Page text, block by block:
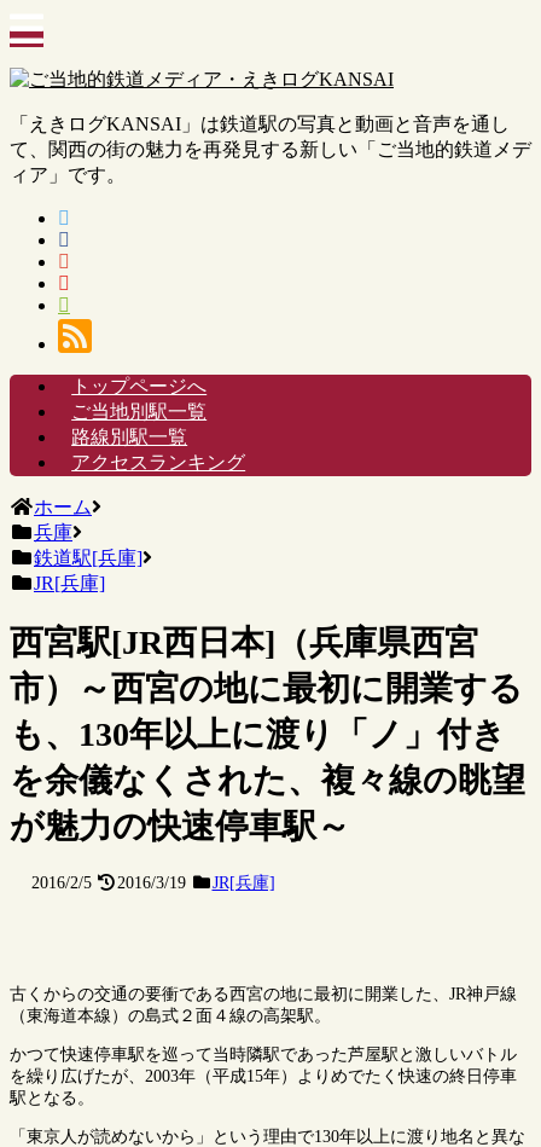
「えきログKANSAI」は鉄道駅の写真と動画と音声を通し
て、関西の街の魅力を再発見する新しい「ご当地的鉄道メデ
ィア」です。
トップページへ
ご当地別駅一覧
路線別駅一覧
アクセスランキング
ホーム
兵庫
鉄道駅[兵庫]
JR[兵庫]
西宮駅[JR西日本]（兵庫県西宮
市）～西宮の地に最初に開業する
も、130年以上に渡り「ノ」付き
を余儀なくされた、複々線の眺望
が魅力の快速停車駅～
2016/2/5 2016/3/19 JR[兵庫]
古くからの交通の要衝である西宮の地に最初に開業した、JR神戸線
（東海道本線）の島式２面４線の高架駅。
かつて快速停車駅を巡って当時隣駅であった芦屋駅と激しいバトル
を繰り広げたが、2003年（平成15年）よりめでたく快速の終日停車
駅となる。
「東京人が読めないから」という理由で130年以上に渡り地名と異な